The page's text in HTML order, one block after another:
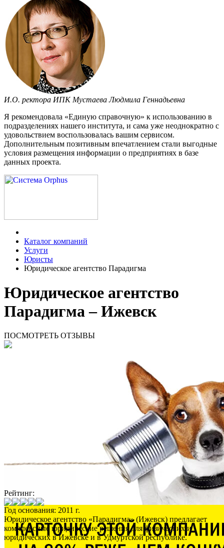
И.О. ректора ИПК Мустаева Людмила Геннадьевна
Я рекомендовала «Единую справочную» к использованию в
подразделениях нашего института, и сама уже неоднократно с
удовольствием воспользовалась вашим сервисом.
Дополнительным позитивным впечатлением стали выгодные
условия размещения информации о предприятиях в базе
данных проекта.
Каталог компаний
Услуги
Юристы
Юридическое агентство Парадигма
Юридическое агентство
Парадигма – Ижевск
ПОСМОТРЕТЬ ОТЗЫВЫ
Рейтинг:
Год основания: 2011 г.
Юридическое агентство «Парадигма» (Ижевск) предлагает
комплексные юридические решения для физических и
юридических в Ижевске и в Удмуртской республике.